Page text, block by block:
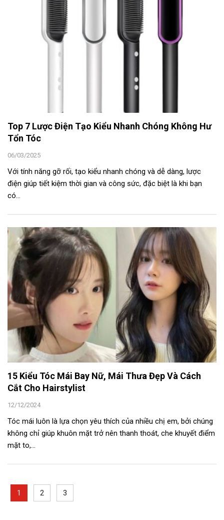
Top 7 Lược Điện Tạo Kiểu Nhanh Chóng Không Hư
Tổn Tóc
06/03/2025
Với tính năng gỡ rối, tạo kiểu nhanh chóng và dễ dàng, lược
điện giúp tiết kiệm thời gian và công sức, đặc biệt là khi bạn
có...
15 Kiểu Tóc Mái Bay Nữ, Mái Thưa Đẹp Và Cách
Cắt Cho Hairstylist
12/12/2024
Tóc mái luôn là lựa chọn yêu thích của nhiều chị em, bởi chúng
không chỉ giúp khuôn mặt trở nên thanh thoát, che khuyết điểm
mặt to,...
1 2 3